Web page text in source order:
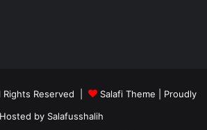
Reserved | Salafi Theme | Proudly
Hosted by Salafusshalih